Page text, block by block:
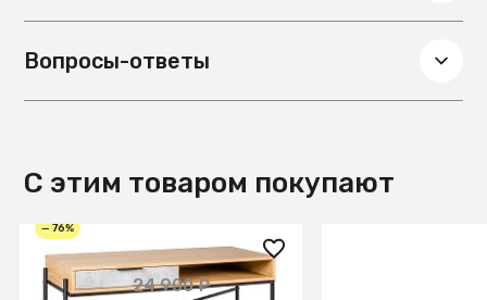
Вопросы-ответы
С этим товаром покупают
— 76%
6 000 ₽
24 900 ₽